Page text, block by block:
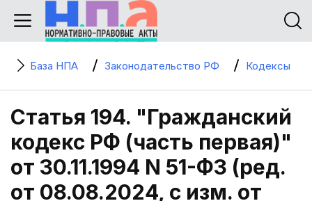
База НПА Законодательство РФ Кодексы
Статья 194. "Гражданский
кодекс РФ (часть первая)"
от 30.11.1994 N 51-ФЗ (ред.
от 08.08.2024, с изм. от